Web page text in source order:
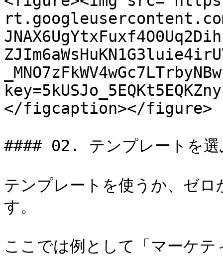
</figcaption></figure>
#### 02. テンプレートを選
テンプレートを使うか、ゼ
す。
ここでは例として「マーケ